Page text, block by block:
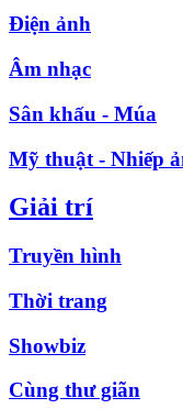
Điện ảnh
Âm nhạc
Sân khấu - Múa
Mỹ thuật - Nhiếp
Giải trí
Truyền hình
Thời trang
Showbiz
Cùng thư giãn